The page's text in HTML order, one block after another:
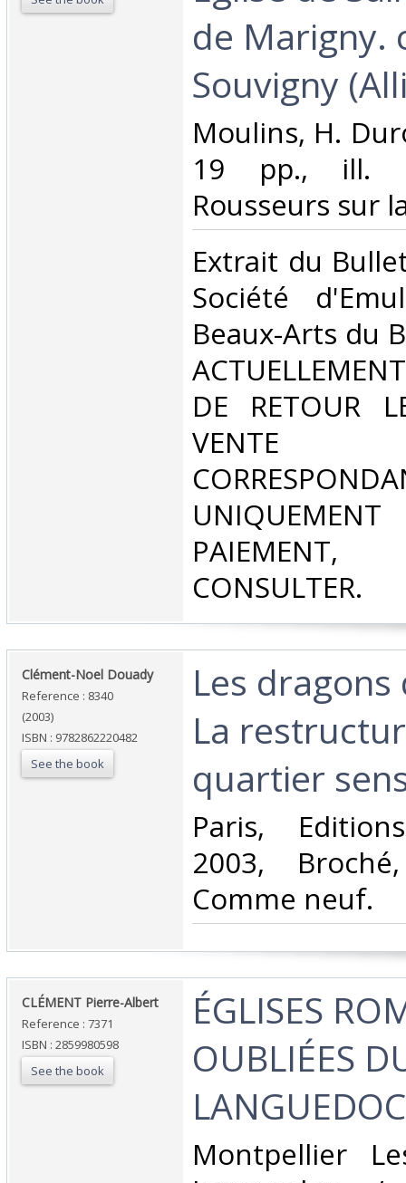
de Marigny.
Souvigny
‎Moulins, H.
19 pp., ill.
Rousseurs sur
‎Extrait du
Société
Beaux-Arts du
DE RETOUR
CONSULTER.‎
‎Clément-Noel Douady‎
Reference : 8340
(2003)
ISBN : 9782862220482
See the book
‎Les dragons
La
quartier
‎Paris,
2003,
Comme neuf. ‎
‎CLÉMENT Pierre-Albert ‎
Reference : 7371
ISBN : 2859980598
See the book
‎ÉGLISES
OUBLIÉES
‎Montpellier